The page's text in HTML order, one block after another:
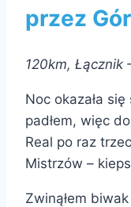
przez
120km, Łącznik
Noc okazała
padłem, więc
Real po raz
Mistrzów –
Zwinąłem